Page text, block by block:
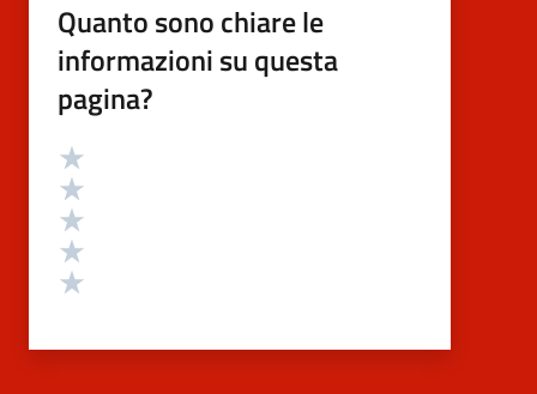
Quanto sono chiare le
informazioni su questa
pagina?
Valutazione